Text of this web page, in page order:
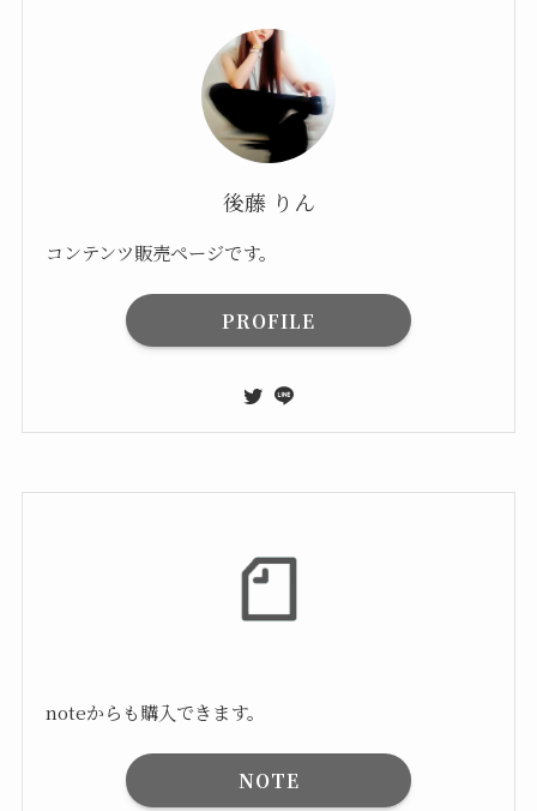
後藤 りん
コンテンツ販売ページです。
PROFILE
noteからも購入できます。
NOTE